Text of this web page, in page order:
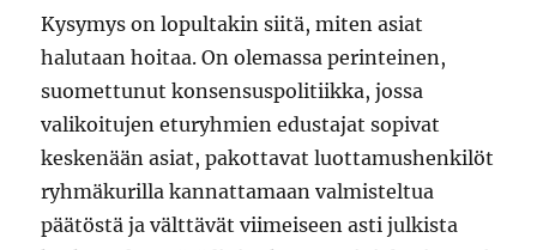
Kysymys on lopultakin siitä, miten asiat
halutaan hoitaa. On olemassa perinteinen,
suomettunut konsensuspolitiikka, jossa
valikoitujen eturyhmien edustajat sopivat
keskenään asiat, pakottavat luottamushenkilöt
ryhmäkurilla kannattamaan valmisteltua
päätöstä ja välttävät viimeiseen asti julkista